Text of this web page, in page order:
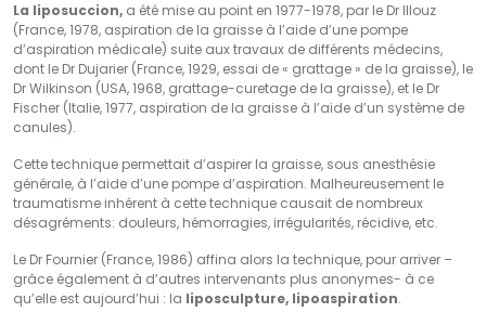
La liposuccion, a été mise au point en 1977-1978, par le Dr Illouz
(France, 1978, aspiration de la graisse à l’aide d’une pompe
d’aspiration médicale) suite aux travaux de différents médecins,
dont le Dr Dujarier (France, 1929, essai de « grattage » de la graisse), le
Dr Wilkinson (USA, 1968, grattage-curetage de la graisse), et le Dr
Fischer (Italie, 1977, aspiration de la graisse à l’aide d’un système de
canules).
Cette technique permettait d’aspirer la graisse, sous anesthésie
générale, à l’aide d’une pompe d’aspiration. Malheureusement le
traumatisme inhérent à cette technique causait de nombreux
désagréments: douleurs, hémorragies, irrégularités, récidive, etc.
Le Dr Fournier (France, 1986) affina alors la technique, pour arriver –
grâce également à d’autres intervenants plus anonymes- à ce
qu’elle est aujourd’hui : la liposculpture, lipoaspiration.